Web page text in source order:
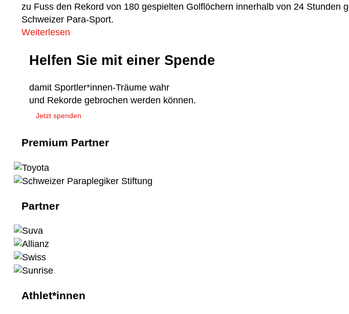
zu Fuss den Rekord von 180 gespielten Golflöchern innerhalb von 24
Schweizer Para-Sport.
Weiterlesen
Helfen Sie mit einer Spende
damit Sportler*innen-Träume wahr
und Rekorde gebrochen werden können.
Jetzt spenden
Premium Partner
Partner
Athlet*innen